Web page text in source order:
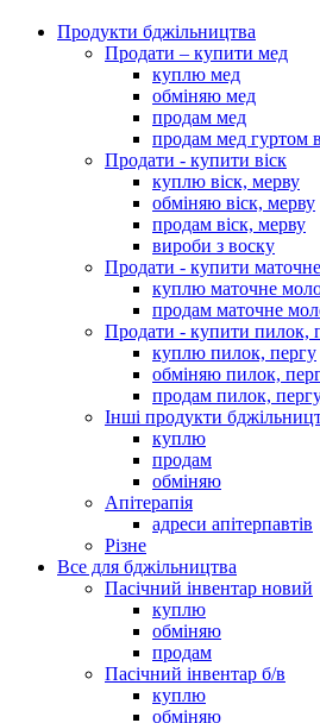
Продукти бджільництва
Продати – купити мед
куплю мед
обміняю мед
продам мед
продам мед гуртом
Продати - купити віск
куплю віск, мерву
обміняю віск, мерву
продам віск, мерву
вироби з воску
Продати - купити
куплю маточне
продам маточне
Продати - купити пилок,
куплю пилок, пергу
обміняю пилок,
продам пилок,
Інші продукти
куплю
продам
обміняю
Апітерапія
адреси апітерпавтів
Різне
Все для бджільництва
Пасічний інвентар новий
куплю
обміняю
продам
Пасічний інвентар б/в
куплю
обміняю